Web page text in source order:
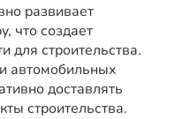
развивает
что создает
для строительства.
автомобильных
доставлять
строительства.